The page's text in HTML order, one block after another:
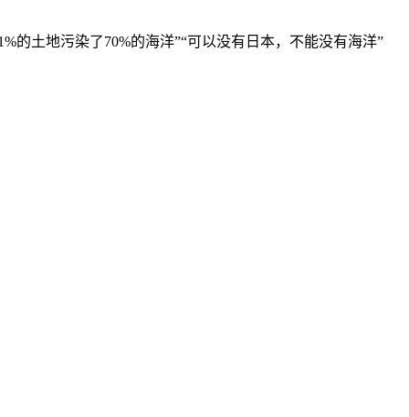
的土地污染了70%的海洋”“可以没有日本，不能没有海洋”